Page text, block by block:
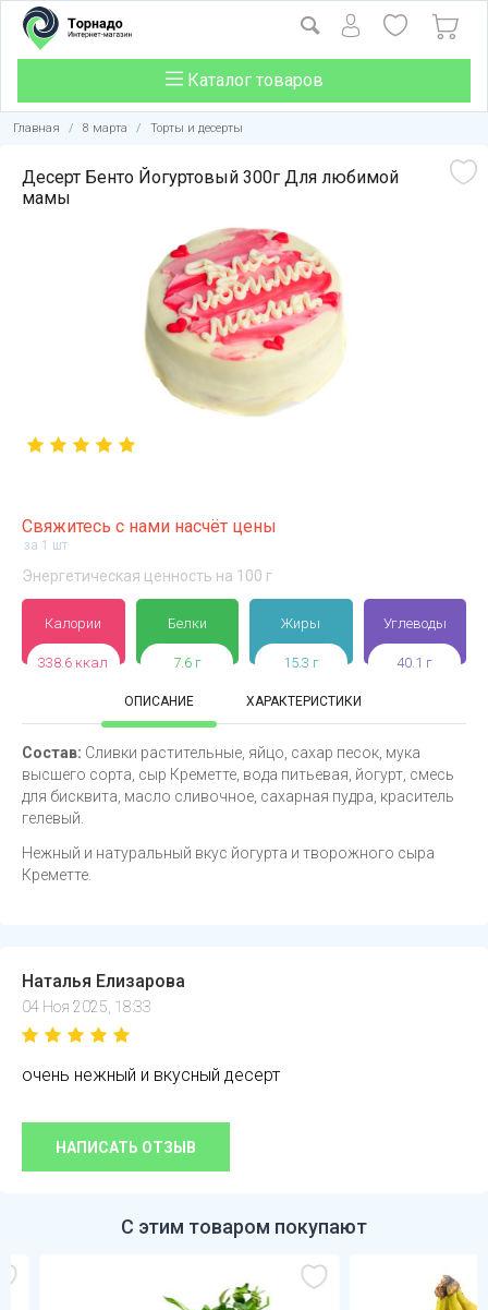
Каталог товаров
Главная / 8 марта / Торты и десерты
Десерт Бенто Йогуртовый 300г Для любимой
мамы
Свяжитесь с нами насчёт цены
за 1 шт
Энергетическая ценность на 100 г
Калории
338.6 ккал
Белки
7.6 г
Жиры
15.3 г
Углеводы
40.1 г
ОПИСАНИЕ ХАРАКТЕРИСТИКИ
Состав: Сливки растительные, яйцо, сахар песок, мука
высшего сорта, сыр Креметте, вода питьевая, йогурт, смесь
для бисквита, масло сливочное, сахарная пудра, краситель
гелевый.
Нежный и натуральный вкус йогурта и творожного сыра
Креметте.
Наталья Елизарова
04 Ноя 2025, 18:33
очень нежный и вкусный десерт
НАПИСАТЬ ОТЗЫВ
С этим товаром покупают